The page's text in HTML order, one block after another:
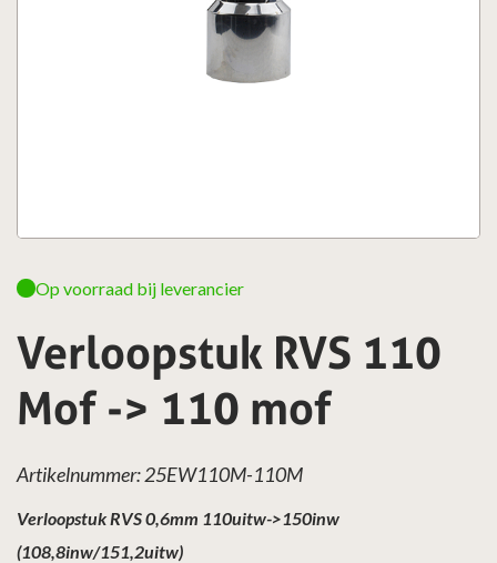
Verloopstuk RVS 110
Mof -> 110 mof
Op voorraad bij leverancier
Artikelnummer: 25EW110M-110M
Verloopstuk RVS 0,6mm 110uitw->150inw
(108,8inw/151,2uitw)